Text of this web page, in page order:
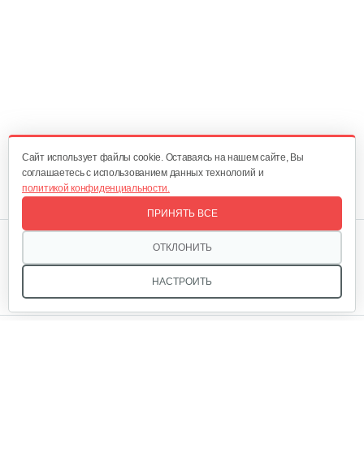
Cайт использует файлы cookie. Оставаясь на нашем сайте, Вы
соглашаетесь с использованием данных технологий и
политикой конфиденциальности.
НАСТРОИТЬ
ОТКЛОНИТЬ
ПРИНЯТЬ ВСЕ